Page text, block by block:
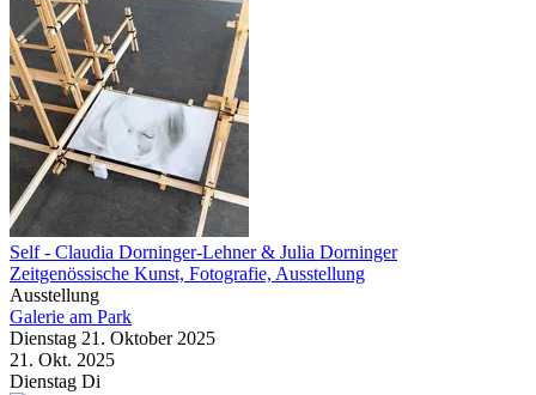
Self- Claudia Dorninger-Lehner & Julia Dorninger
Zeitgenössische Kunst, Fotografie, Ausstellung
Ausstellung
Galerie am Park
Dienstag 21. Oktober2025
21. Okt. 2025
Dienstag Di